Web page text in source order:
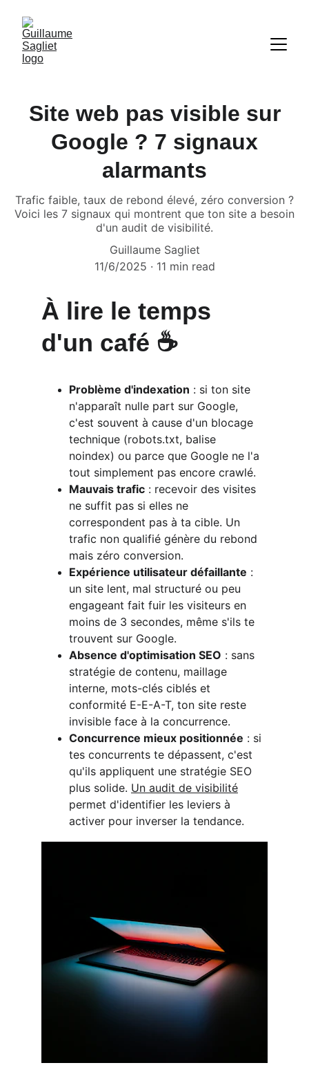
Site web pas visible sur
Google ? 7 signaux
alarmants
Trafic faible, taux de rebond élevé, zéro conversion ?
Voici les 7 signaux qui montrent que ton site a besoin
d'un audit de visibilité.
Guillaume Sagliet
11/6/2025
11 min read
À lire le temps
d'un café ☕️
Problème d'indexation : si ton site
n'apparaît nulle part sur Google,
c'est souvent à cause d'un blocage
technique (robots.txt, balise
noindex) ou parce que Google ne l'a
tout simplement pas encore crawlé.​
Mauvais trafic : recevoir des visites
ne suffit pas si elles ne
correspondent pas à ta cible. Un
trafic non qualifié génère du rebond
mais zéro conversion.​
Expérience utilisateur défaillante :
un site lent, mal structuré ou peu
engageant fait fuir les visiteurs en
moins de 3 secondes, même s'ils te
trouvent sur Google.​
Absence d'optimisation SEO : sans
stratégie de contenu, maillage
interne, mots-clés ciblés et
conformité E-E-A-T, ton site reste
invisible face à la concurrence.​
Concurrence mieux positionnée : si
tes concurrents te dépassent, c'est
qu'ils appliquent une stratégie SEO
plus solide. Un audit de visibilité
permet d'identifier les leviers à
activer pour inverser la tendance.​